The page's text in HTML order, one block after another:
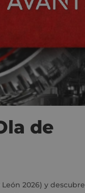
de
León 2026) y descubre